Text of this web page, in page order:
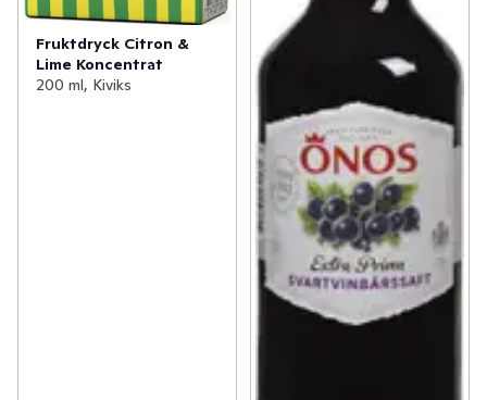
Fruktdryck Citron &
Lime Koncentrat
200 ml, Kiviks